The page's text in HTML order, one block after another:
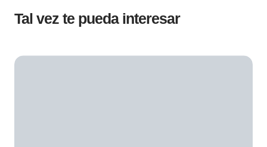
Tal vez te pueda interesar